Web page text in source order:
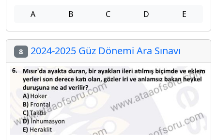
A B C D E
8 2024-2025 Güz Dönemi Ara Sınavı